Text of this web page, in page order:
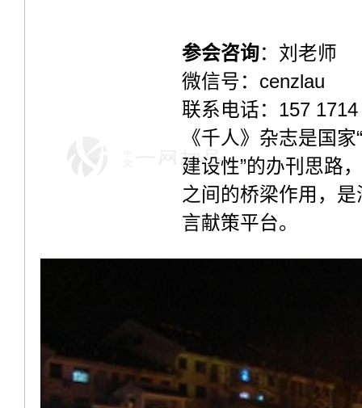
参会咨询：刘老师
微信号：cenzlau
联系电话：157
《千人》杂志是国
建设性”的办刊思路
之间的桥梁作用，
言献策平台。